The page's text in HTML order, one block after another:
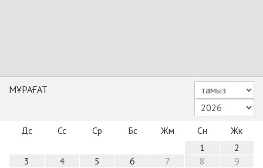
МҰРАҒАТ
Дс Сс Ср Бс Жм Сн
Жк
1
2
3
4 5 6 7 8
9